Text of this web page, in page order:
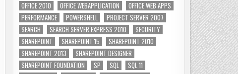
OFFICE 2010
OFFICE WEBAPPLICATION
OFFICE WEB APPS
PERFORMANCE
POWERSHELL
PROJECT SERVER 2007
SEARCH
SEARCH SERVER EXPRESS 2010
SECURITY
SHAREPOINT
SHAREPOINT 15
SHAREPOINT 2010
SHAREPOINT 2013
SHAREPOINT DESIGNER
SHAREPOINT FOUNDATION
SP SQL
SQL 11